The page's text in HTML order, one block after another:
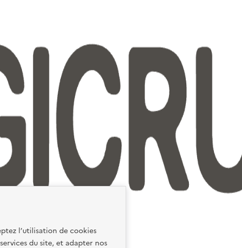
l’utilisation de cookies
du site, et adapter nos